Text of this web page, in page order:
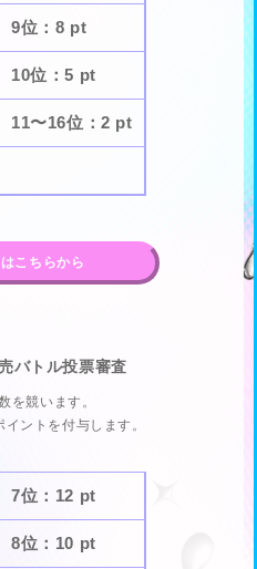
9位：8 pt
10位：5 pt
11〜16位：2 pt
こちらから
バトル投票審査
を競います。
ントを付与します。
7位：12 pt
8位：10 pt